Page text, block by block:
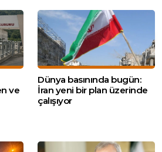
ve
Dünya basınında bugün:
İran yeni bir plan üzerinde
çalışıyor